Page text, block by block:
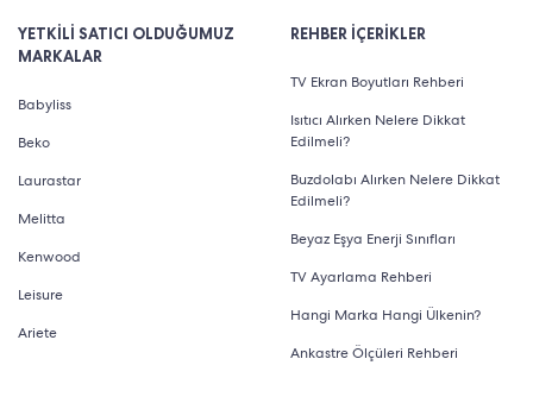
YETKİLİ SATICI OLDUĞUMUZ
MARKALAR
Babyliss
Beko
Laurastar
Melitta
Kenwood
Leisure
Ariete
REHBER İÇERİKLER
TV Ekran Boyutları Rehberi
Isıtıcı Alırken Nelere Dikkat
Edilmeli?
Buzdolabı Alırken Nelere Dikkat
Edilmeli?
Beyaz Eşya Enerji Sınıfları
TV Ayarlama Rehberi
Hangi Marka Hangi Ülkenin?
Ankastre Ölçüleri Rehberi